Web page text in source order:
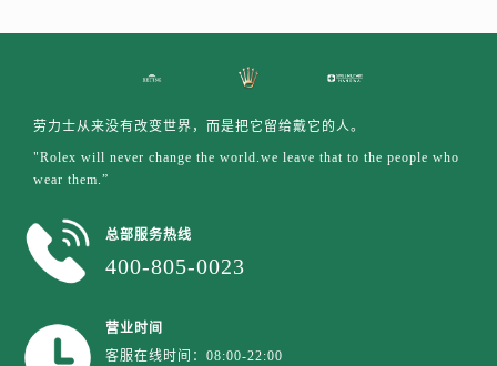
云南省玉溪市红塔区南北大街劳力士售后服务中心（需提前预约）
浙江省温州市鹿城区锦绣路1067号置信广场10层1015室劳力士售后服务中心（需提前预约）
劳力士从来没有改变世界，而是把它留给戴它的人。
"Rolex will never change the world.we leave that to the people who
wear them.”
总部服务热线
400-805-0023
营业时间
客服在线时间：08:00-22:00